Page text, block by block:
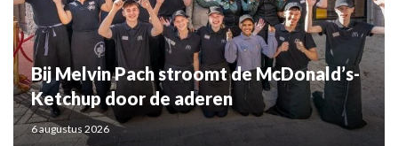
Bij Melvin Pach stroomt de McDonald’s-
Ketchup door de aderen
6 augustus 2026